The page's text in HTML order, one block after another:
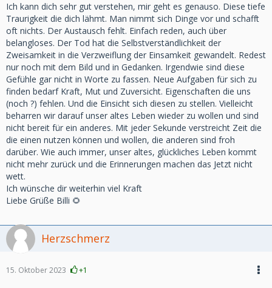
Ich kann dich sehr gut verstehen, mir geht es genauso. Diese tiefe
Traurigkeit die dich lähmt. Man nimmt sich Dinge vor und schafft
oft nichts. Der Austausch fehlt. Einfach reden, auch über
belangloses. Der Tod hat die Selbstverständlichkeit der
Zweisamkeit in die Verzweiflung der Einsamkeit gewandelt. Redest
nur noch mit dem Bild und in Gedanken. Irgendwie sind diese
Gefühle gar nicht in Worte zu fassen. Neue Aufgaben für sich zu
finden bedarf Kraft, Mut und Zuversicht. Eigenschaften die uns
(noch ?) fehlen. Und die Einsicht sich diesen zu stellen. Vielleicht
beharren wir darauf unser altes Leben wieder zu wollen und sind
nicht bereit für ein anderes. Mit jeder Sekunde verstreicht Zeit die
die einen nutzen können und wollen, die anderen sind froh
darüber. Wie auch immer, unser altes, glückliches Leben kommt
nicht mehr zurück und die Erinnerungen machen das Jetzt nicht
wett.
Ich wünsche dir weiterhin viel Kraft
Liebe Grüße Billi 🌻
Herzschmerz
15. Oktober 2023 +1